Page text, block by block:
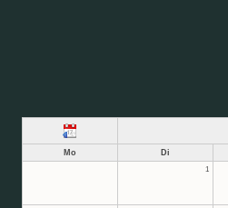
Mo Di
1